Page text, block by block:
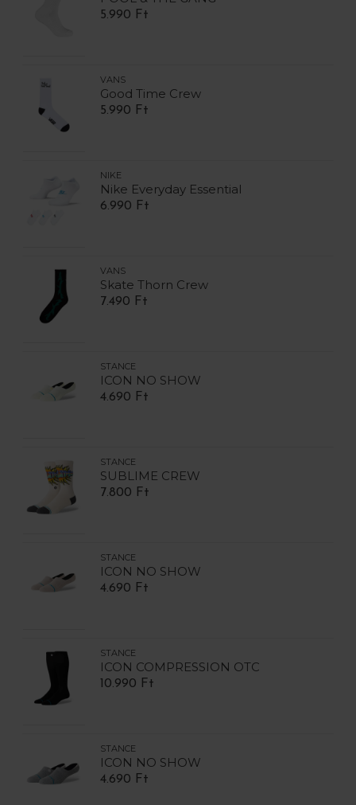
5.990 Ft
VANS
Good Time Crew
5.990 Ft
NIKE
Nike Everyday Essential
6.990 Ft
VANS
Skate Thorn Crew
7.490 Ft
STANCE
ICON NO SHOW
4.690 Ft
STANCE
SUBLIME CREW
7.800 Ft
STANCE
ICON NO SHOW
4.690 Ft
STANCE
ICON COMPRESSION OTC
10.990 Ft
STANCE
ICON NO SHOW
4.690 Ft